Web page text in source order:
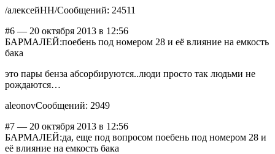
/алексейНН/Сообщений: 24511
#6 — 20 октября 2013 в 12:56
БАРМАЛЕЙ:поебень под номером 28 и её влияние на емкость
бака
это пары бенза абсорбируются..люди просто так людьми не
рождаются…
aleonovСообщений: 2949
#7 — 20 октября 2013 в 12:56
БАРМАЛЕЙ:да, еще под вопросом поебень под номером 28 и
её влияние на емкость бака